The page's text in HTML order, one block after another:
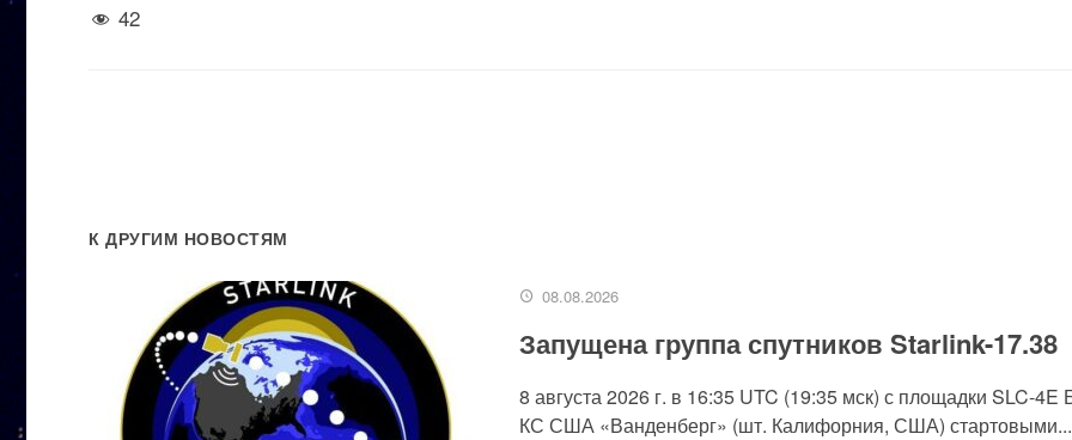
42
К ДРУГИМ НОВОСТЯМ
08.08.2026
Запущена группа спутников Starlink-17.38
8 августа 2026 г. в 16:35 UTC (19:35 мск) с площадки SLC-4E
КС США «Ванденберг» (шт. Калифорния, США) стартовыми...